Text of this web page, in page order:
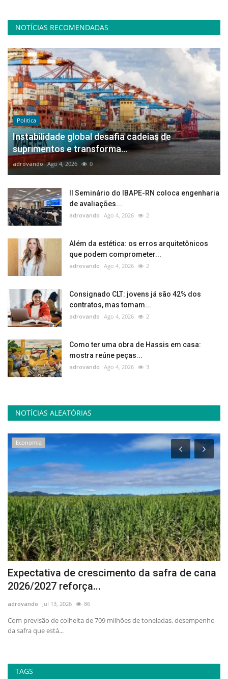
NOTÍCIAS RECOMENDADAS
Politica
Instabilidade global desafia cadeias de
suprimentos e transforma...
adrovando Ago 4, 2026 0
II Seminário do IBAPE-RN coloca engenharia
de avaliações...
adrovando Ago 4, 2026 2
Além da estética: os erros arquitetônicos
que podem comprometer...
adrovando Ago 4, 2026 2
Consignado CLT: jovens já são 42% dos
contratos, mas tomam...
adrovando Ago 4, 2026 2
Como ter uma obra de Hassis em casa:
mostra reúne peças...
adrovando Ago 4, 2026 3
NOTÍCIAS ALEATÓRIAS
Economia
Expectativa de crescimento da safra de cana
2026/2027 reforça...
adrovando Jul 13, 2026 86
Com previsão de colheita de 709 milhões de toneladas, desempenho
da safra que está...
TAGS